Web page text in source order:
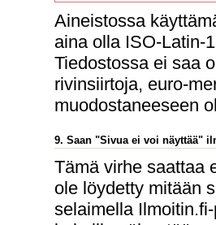
Aineistossa
aina olla ISO-Latin-
Tiedostossa ei saa
rivinsiirtoja, euro-
muodostaneeseen
9. Saan "Sivua ei voi näyttää"
Tämä virhe saattaa
ole löydetty mitään
selaimella